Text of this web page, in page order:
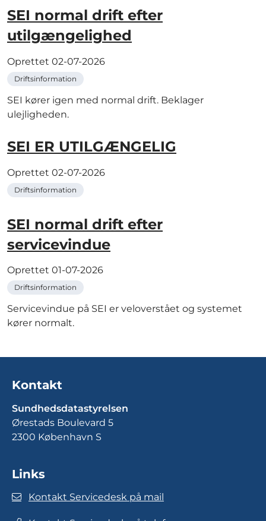
SEI normal drift efter
utilgængelighed
Oprettet 02-07-2026
Driftsinformation
SEI kører igen med normal drift. Beklager
ulejligheden.
SEI ER UTILGÆNGELIG
Oprettet 02-07-2026
Driftsinformation
SEI normal drift efter
servicevindue
Oprettet 01-07-2026
Driftsinformation
Servicevindue på SEI er veloverstået og systemet
kører normalt.
Kontakt
Sundhedsdatastyrelsen
Ørestads Boulevard 5
2300 København S
Links
Kontakt Servicedesk på mail